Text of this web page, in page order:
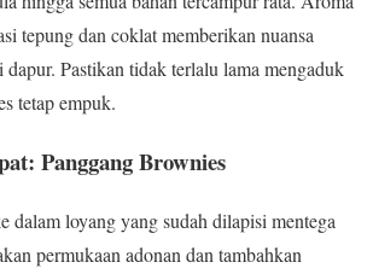
tepung dan coklat memberikan nuansa
dapur. Pastikan tidak terlalu lama mengaduk
tetap empuk.
Panggang Brownies
dalam loyang yang sudah dilapisi mentega
permukaan adonan dan tambahkan